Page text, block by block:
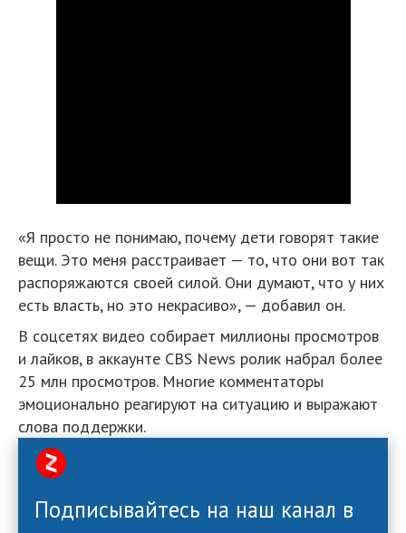
«Я просто не понимаю, почему дети говорят такие
вещи. Это меня расстраивает — то, что они вот так
распоряжаются своей силой. Они думают, что у них
есть власть, но это некрасиво», — добавил он.
В соцсетях видео собирает миллионы просмотров
и лайков, в аккаунте CBS News ролик набрал более
25 млн просмотров. Многие комментаторы
эмоционально реагируют на ситуацию и выражают
слова поддержки.
Подписывайтесь на наш канал в